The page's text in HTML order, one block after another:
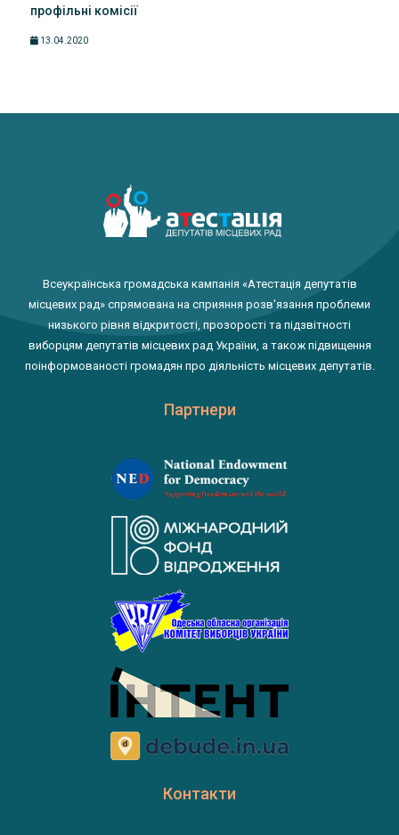
профільні комісії
13.04.2020
Всеукраїнська громадська кампанія «Атестація депутатів
місцевих рад» спрямована на сприяння розв'язання проблеми
низького рівня відкритості, прозорості та підзвітності
виборцям депутатів місцевих рад України, а також підвищення
поінформованості громадян про діяльність місцевих депутатів.
Партнери
Контакти